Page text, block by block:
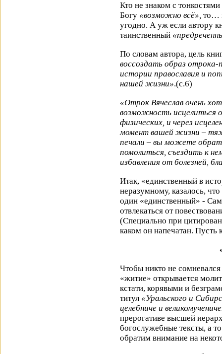
Кто не знаком с
Богу «возможно всё», то…
угодно. А уж если автору
таинственный
По словам автора, цель
воссоздать образ отрока-
истории православия и
нашей жизни».(с.6)
«Отрок Вячеслав очень
возможность исцелиться
физических, и через
момент вашей жизни –
печали – вы можете
помолиться, съездить к
избавления от болезней,
Итак, «единственный в
неразумному, казалось,
один «единственный» -
отвлекаться от
(Специально при
каком он напечатан. Пусть
Чтобы никто не сомневался
«житие» открывается
кстати, корявыми и
титул «Уральского и
целебниче и
прерогативе высшей
богослужебные тексты, а
обратим внимание на